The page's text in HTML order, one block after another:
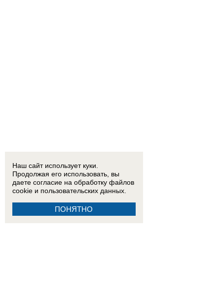
Наш сайт использует куки.
Продолжая его использовать, вы
даете согласие на обработку файлов
cookie и пользовательских данных.
ПОНЯТНО